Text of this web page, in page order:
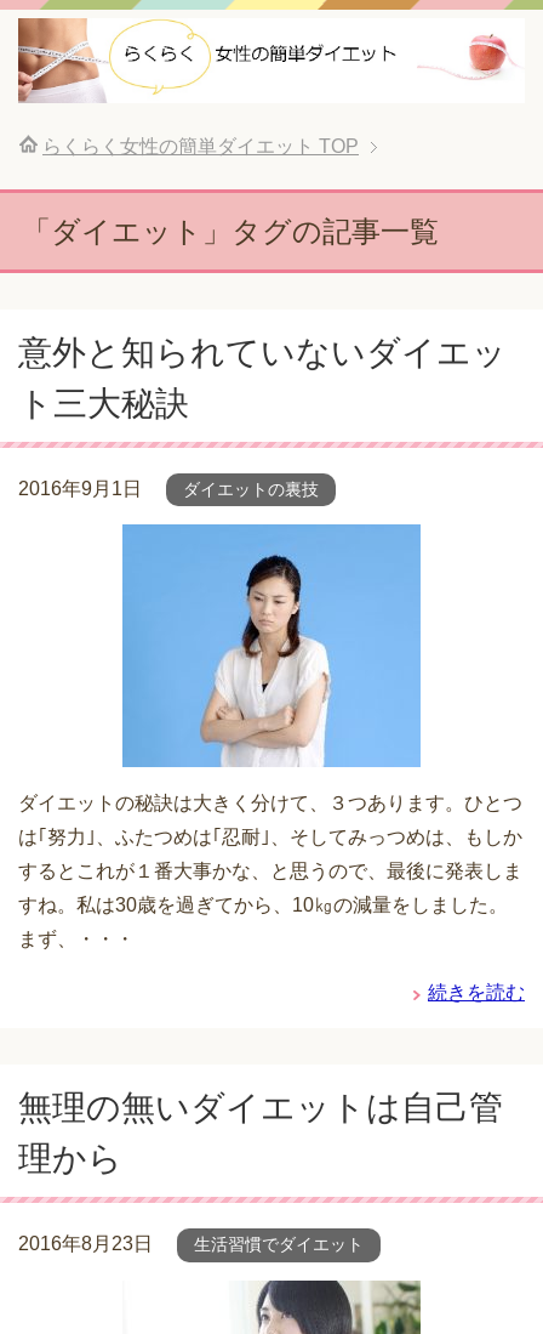
らくらく女性の簡単ダイエット TOP
「ダイエット」タグの記事一覧
意外と知られていないダイエッ
ト三大秘訣
2016年9月1日 ダイエットの裏技
ダイエットの秘訣は大きく分けて、３つあります。ひとつ
は｢努力｣、ふたつめは｢忍耐｣、そしてみっつめは、もしか
するとこれが１番大事かな、と思うので、最後に発表しま
すね。私は30歳を過ぎてから、10㎏の減量をしました。
まず、・・・
続きを読む
無理の無いダイエットは自己管
理から
2016年8月23日 生活習慣でダイエット